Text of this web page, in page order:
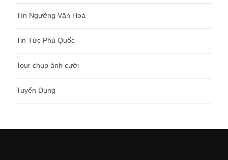
Tín Ngưỡng Văn Hoá
Tin Tức Phú Quốc
Tour chụp ảnh cưới
Tuyển Dụng